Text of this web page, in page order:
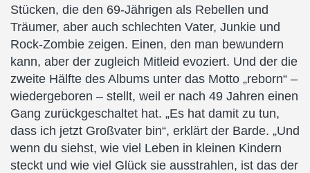
Stücken, die den 69-Jährigen als Rebellen und
Träumer, aber auch schlechten Vater, Junkie und
Rock-Zombie zeigen. Einen, den man bewundern
kann, aber der zugleich Mitleid evoziert. Und der die
zweite Hälfte des Albums unter das Motto „reborn“ –
wiedergeboren – stellt, weil er nach 49 Jahren einen
Gang zurückgeschaltet hat. „Es hat damit zu tun,
dass ich jetzt Großvater bin“, erklärt der Barde. „Und
wenn du siehst, wie viel Leben in kleinen Kindern
steckt und wie viel Glück sie ausstrahlen, ist das der